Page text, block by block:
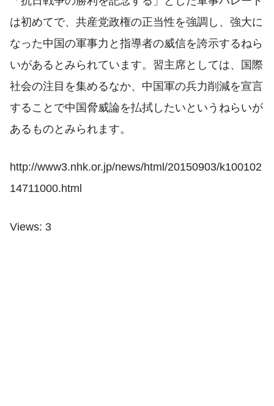
は初めてで、共産党政権の正当性を強調し、強大に
なった中国の軍事力と指導者の威信を誇示するねら
いがあるとみられています。習主席としては、国際
社会の注目を集めるなか、中国軍の兵力削減を宣言
することで中国脅威論を払拭したいというねらいが
あるものとみられます。
http://www3.nhk.or.jp/news/html/20150903/k100102
14711000.html
Views: 3